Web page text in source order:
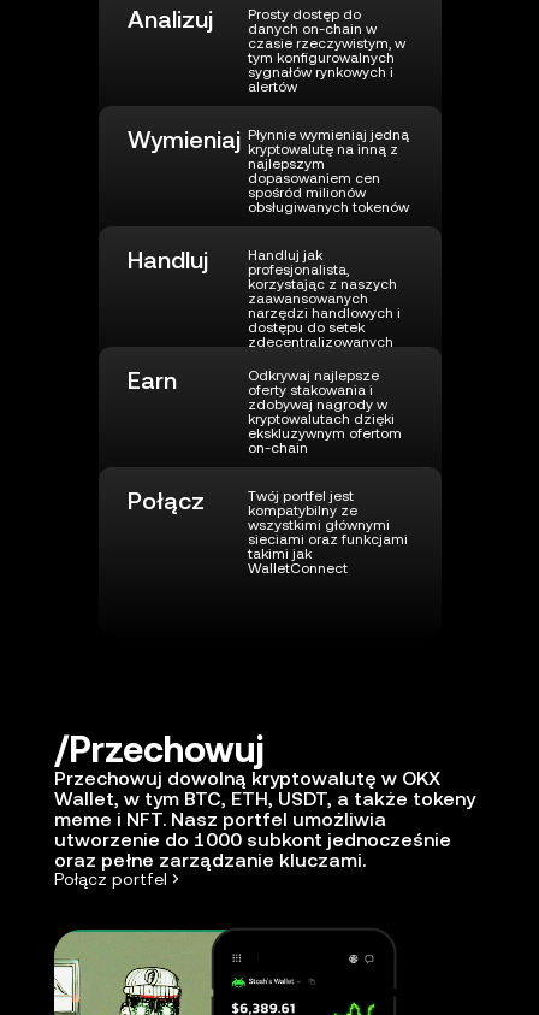
przechowywania
kryptowalut
Analizuj
Prosty dostęp do
danych on-chain w
czasie rzeczywistym, w
tym konfigurowalnych
sygnałów rynkowych i
alertów
Wymieniaj Płynnie wymieniaj jedną
kryptowalutę na inną z
najlepszym
dopasowaniem cen
spośród milionów
obsługiwanych tokenów
Handluj
Handluj jak
profesjonalista,
korzystając z naszych
zaawansowanych
narzędzi handlowych i
dostępu do setek
zdecentralizowanych
realizować transakcje
po najlepszej cenie.
Earn
Odkrywaj najlepsze
oferty stakowania i
zdobywaj nagrody w
kryptowalutach dzięki
ekskluzywnym ofertom
on-chain
Połącz
Twój portfel jest
kompatybilny ze
wszystkimi głównymi
sieciami oraz funkcjami
takimi jak
WalletConnect
Przechowuj
Przechowuj dowolną kryptowalutę w OKX
Wallet, w tym BTC, ETH, USDT, a także tokeny
meme i NFT. Nasz portfel umożliwia
utworzenie do 1000 subkont jednocześnie
oraz pełne zarządzanie kluczami.
Połącz portfel